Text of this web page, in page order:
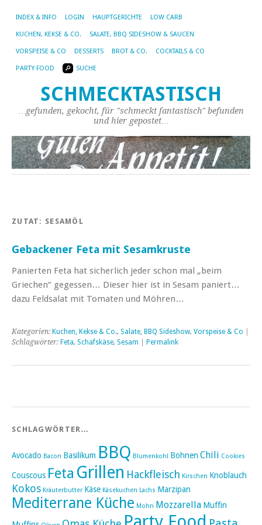
INDEX & INFO LOGIN HAUPTGERICHTE LOW CARB
KUCHEN, KEKSE & CO. SALATE, BBQ SIDESHOW & SAUCEN
VORSPEISE & CO DESSERTS BROT & CO. COCKTAILS & CO
PARTY FOOD SUCHE
SCHMECKTASTISCH
…gefunden, gekocht, für "schmeckt fantastisch" befunden
und hier gepostet…
ZUTAT: SESAMÖL
Gebackener Feta mit Sesamkruste
Panierten Feta hat sicherlich jeder schon mal „beim
Griechen“ gegessen… Dieser hier ist in Sesam paniert…
dazu Feldsalat mit Tomaten und Möhren…
Kategorien: Kuchen, Kekse & Co., Salate, BBQ Sideshow, Vorspeise & Co
Schlagwörter: Feta, Schafskäse, Sesam Permalink
SCHLAGWÖRTER…
Avocado Bacon Basilikum BBQ Blumenkohl Bohnen Chili Cookies
Couscous Feta Grillen Hackfleisch Kirschen Knoblauch
Kokos Kräuterbutter Käse Käsekuchen Lachs Marzipan
Mediterrane Küche Mohn Mozzarella Muffin